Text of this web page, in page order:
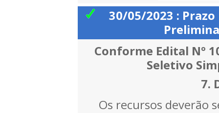
30/05/2023 :
Conforme Edital Nº
Seletivo
7.
Os recursos deverão